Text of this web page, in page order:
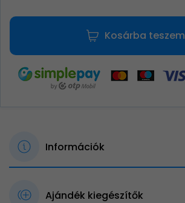
Kosárba teszem
Információk
Ajándék kiegészítők